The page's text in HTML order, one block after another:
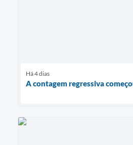
Há 4 dias
A contagem regressiva